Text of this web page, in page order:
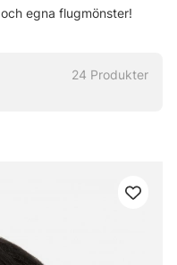
egna flugmönster!
24 Produkter